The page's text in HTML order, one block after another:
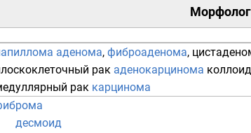
аденома, фиброаденома,
рак аденокарцинома
рак карцинома
десмоид